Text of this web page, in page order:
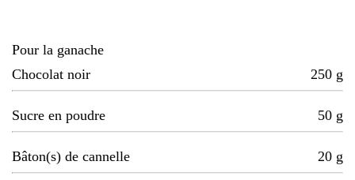
Pour la ganache
Chocolat noir
250 g
Sucre en poudre 50 g
Bâton(s) de cannelle 20 g